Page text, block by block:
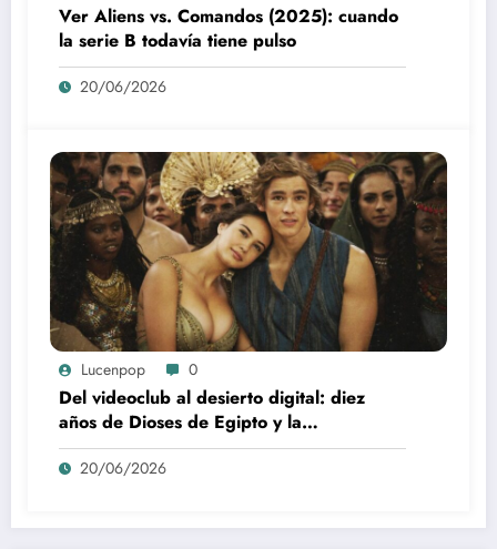
Ver Aliens vs. Comandos (2025): cuando
la serie B todavía tiene pulso
20/06/2026
Lucenpop 0
Del videoclub al desierto digital: diez
años de Dioses de Egipto y la
desaparición del blockbuster sin
complejos
20/06/2026